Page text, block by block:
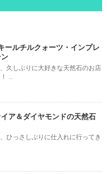
ールチルクォーツ・インプレ
久しぶりに大好きな天然石のお店
...
ア＆ダイヤモンドの天然石
ひっさしぶりに仕入れに行ってき